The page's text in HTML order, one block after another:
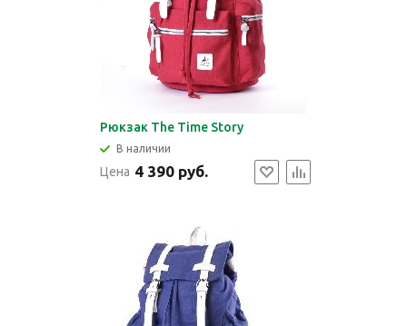
Рюкзак The Time Story
В наличии
Цена 4 390 руб.